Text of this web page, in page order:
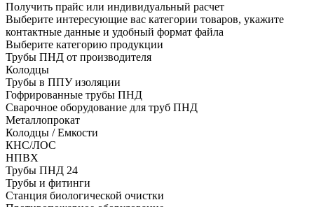
Получить прайс или индивидуальный расчет
Выберите интересующие вас категории товаров, укажите
контактные данные и удобный формат файла
Выберите категорию продукции
Трубы ПНД от производителя
Колодцы
Трубы в ППУ изоляции
Гофрированные трубы ПНД
Сварочное оборудование для труб ПНД
Металлопрокат
Колодцы / Емкости
КНС/ЛОС
НПВХ
Трубы ПНД 24
Трубы и фитинги
Cтанция биологической очистки